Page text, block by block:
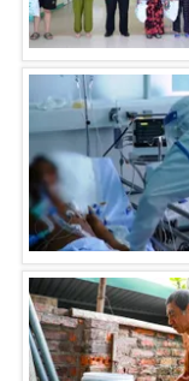
® Cấm sao chép
thuận bằng văn
thông tin từ website